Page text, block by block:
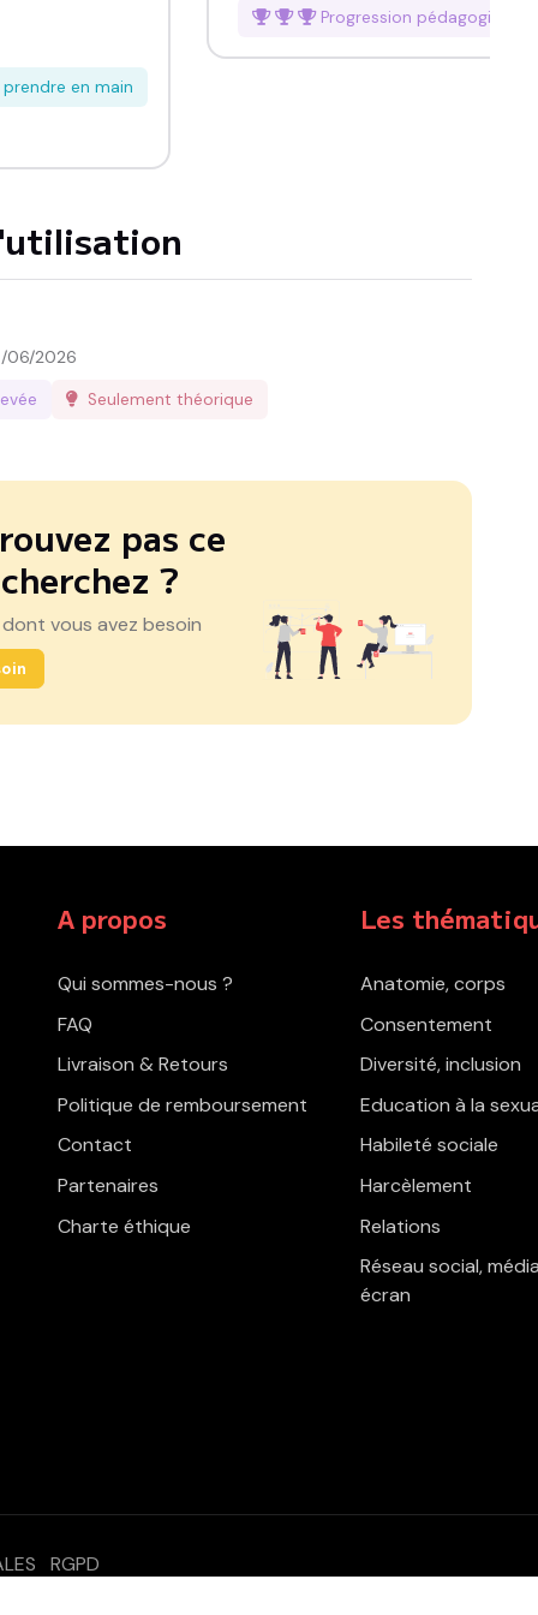
prendre en main
Progression pédagogique
06/2026
Seulement théorique
pas ce
?
vous avez besoin
A propos
Qui sommes-nous ?
FAQ
Livraison & Retours
Politique de remboursement
Contact
Partenaires
Charte éthique
Les
Anatomie, corps
Consentement
Diversité, inclusion
Education à la
Habileté sociale
Harcèlement
Relations
Réseau social,
écran
RGPD